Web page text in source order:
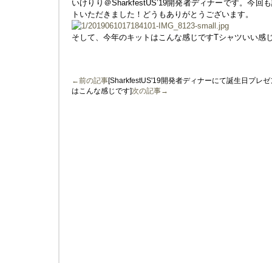
いけりり＠SharkfestUS’19開発者ディナーです。今回
トいただきました！どうもありがとうございます。
そして、今年のキットはこんな感じですTシャツいい感
←前の記事[SharkfestUS'19開発者ディナーにて誕生日プレ
はこんな感じです]次の記事→